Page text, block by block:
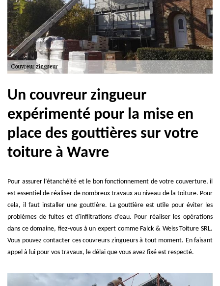
Un couvreur zingueur
expérimenté pour la mise en
place des gouttières sur votre
toiture à Wavre
Pour assurer l’étanchéité et le bon fonctionnement de votre couverture, il
est essentiel de réaliser de nombreux travaux au niveau de la toiture. Pour
cela, il faut installer une gouttière. La gouttière est utile pour éviter les
problèmes de fuites et d'infiltrations d’eau. Pour réaliser les opérations
dans ce domaine, fiez-vous à un expert comme Falck & Weiss Toiture SRL.
Vous pouvez contacter ces couvreurs zingueurs à tout moment. En faisant
appel à lui pour vos travaux, le délai que vous avez fixé est respecté.